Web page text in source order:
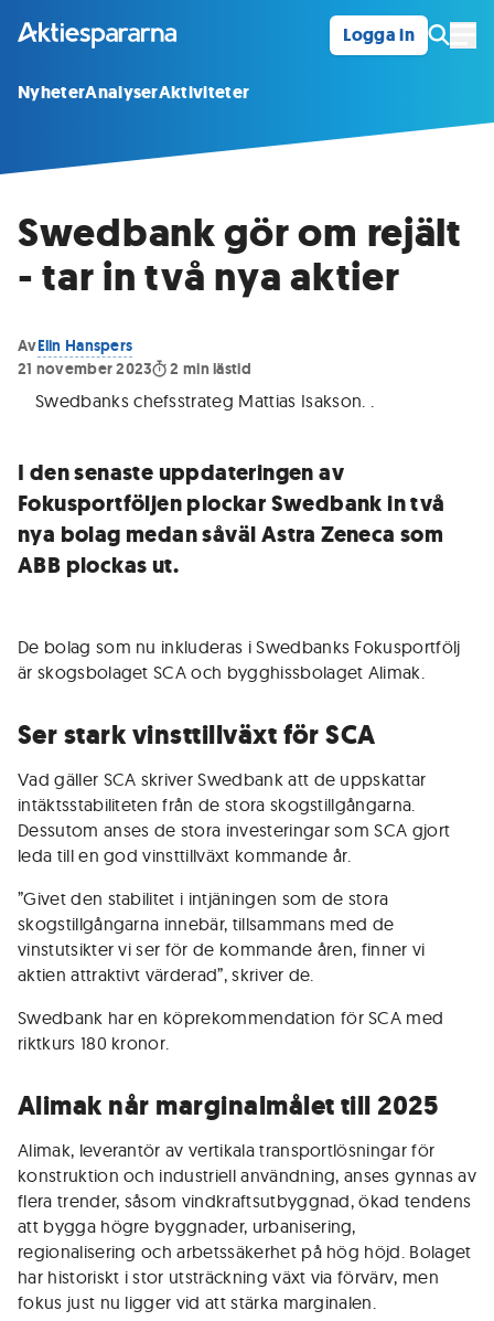
Logga in
NyheterAnalyserAktiviteter
Swedbank gör om rejält
- tar in två nya aktier
AvElin Hanspers
21 november 2023
2 min lästid
Swedbanks chefsstrateg Mattias Isakson. .
I den senaste uppdateringen av
Fokusportföljen plockar Swedbank in två
nya bolag medan såväl Astra Zeneca som
ABB plockas ut.
De bolag som nu inkluderas i Swedbanks Fokusportfölj
är skogsbolaget SCA och bygghissbolaget Alimak.
Ser stark vinsttillväxt för SCA
Vad gäller SCA skriver Swedbank att de uppskattar
intäktsstabiliteten från de stora skogstillgångarna.
Dessutom anses de stora investeringar som SCA gjort
leda till en god vinsttillväxt kommande år.
”Givet den stabilitet i intjäningen som de stora
skogstillgångarna innebär, tillsammans med de
vinstutsikter vi ser för de kommande åren, finner vi
aktien attraktivt värderad”, skriver de.
Swedbank har en köprekommendation för SCA med
riktkurs 180 kronor.
Alimak når marginalmålet till 2025
Alimak, leverantör av vertikala transportlösningar för
konstruktion och industriell användning, anses gynnas av
flera trender, såsom vindkraftsutbyggnad, ökad tendens
att bygga högre byggnader, urbanisering,
regionalisering och arbetssäkerhet på hög höjd. Bolaget
har historiskt i stor utsträckning växt via förvärv, men
fokus just nu ligger vid att stärka marginalen.